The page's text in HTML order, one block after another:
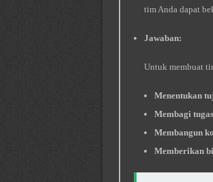
tim Anda dapat
Jawaban:
Untuk membuat
Menentukan
Membagi
Membangun
Memberikan